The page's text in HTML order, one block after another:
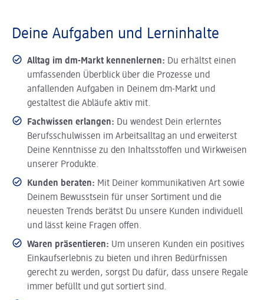
Deine Aufgaben und Lerninhalte
Alltag im dm-Markt kennenlernen: Du erhältst einen
umfassenden Überblick über die Prozesse und
anfallenden Aufgaben in Deinem dm-Markt und
gestaltest die Abläufe aktiv mit.
Fachwissen erlangen: Du wendest Dein erlerntes
Berufsschulwissen im Arbeitsalltag an und erweiterst
Deine Kenntnisse zu den Inhaltsstoffen und Wirkweisen
unserer Produkte.
Kunden beraten: Mit Deiner kommunikativen Art sowie
Deinem Bewusstsein für unser Sortiment und die
neuesten Trends berätst Du unsere Kunden individuell
und lässt keine Fragen offen.
Waren präsentieren: Um unseren Kunden ein positives
Einkaufserlebnis zu bieten und ihren Bedürfnissen
gerecht zu werden, sorgst Du dafür, dass unsere Regale
immer befüllt und gut sortiert sind.